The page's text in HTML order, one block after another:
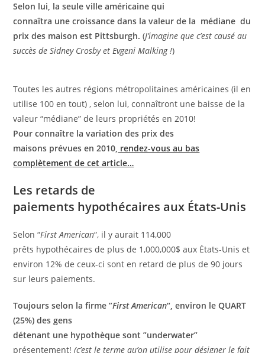
Selon lui, la seule ville américaine qui
connaîtra une croissance dans la valeur de la médiane du
prix des maison est Pittsburgh.(J’imagine que c’est causé au
succès de Sidney Crosby et Evgeni Malking !)
Toutes les autres régions métropolitaines américaines (il en
utilise 100 en tout) , selon lui, connaîtront une baisse de la
valeur “médiane” de leurs propriétés en 2010!
Pour connaître la variation des prix des
maisons prévues en 2010, rendez-vous au bas
complètement de cet article…
Les retards de
paiements hypothécaires aux États-Unis
Selon “First American“, il y aurait 114,000
prêts hypothécaires de plus de 1,000,000$ aux États-Unis et
environ 12% de ceux-ci sont en retard de plus de 90 jours
sur leurs paiements.
Toujours selon la firme ”First American“, environ le QUART
(25%) des gens
détenant une hypothèque sont ”underwater”
présentement!(c’est le terme qu’on utilise pour désigner le fait